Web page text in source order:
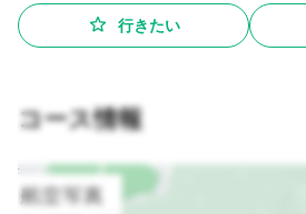
行きたい
コース情報